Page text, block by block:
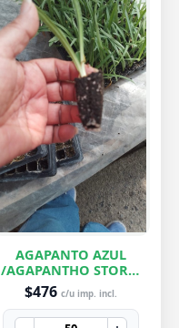
AGAPANTO AZUL
/AGAPANTHO STORM
CLOUD
$476 c/u imp. incl.